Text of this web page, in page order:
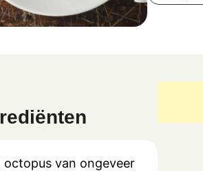
octopus van ongeveer